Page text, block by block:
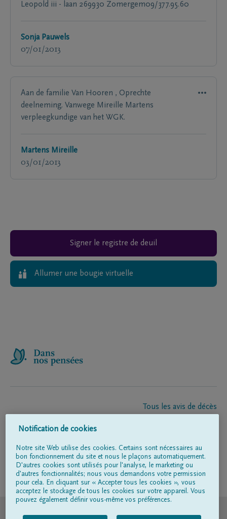
Leopold iii - laan 269930 Zomergem09/377.95.60
Sonja Pauwels
07/01/2013
Aan de familie Van Hooren , Oprechte
deelneming. Vanwege Mireille Martens
verpleegkundige van het WGK.
Martens Mireille
03/01/2013
Signer le registre de deuil
Allumer une bougie virtuelle
Tous les avis de décès
Entrepreneur de pompes funèbres
Suivez-nous sur
Notification de cookies
Notre site Web utilise des cookies. Certains sont nécessaires au
bon fonctionnement du site et nous le plaçons automatiquement.
D'autres cookies sont utilisés pour l'analyse, le marketing ou
d'autres fonctionnalités; nous vous demandons votre permission
pour cela. En cliquant sur « Accepter tous les cookies », vous
acceptez le stockage de tous les cookies sur votre appareil. Vous
pouvez également définir vous-même vos préférences.